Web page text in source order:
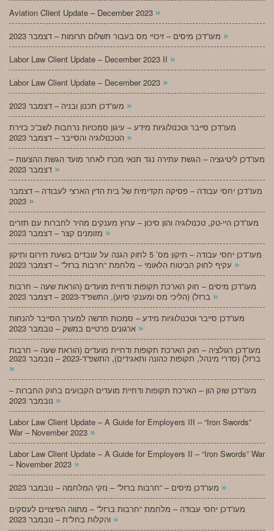
Aviation Client Update – December 2023 »
»
Labor Law Client Update – December 2023 II »
Labor Law Client Update – December 2023 »
»
מעו”דכן סייבר וטכנולוגיות מידע – עיגון סמכויות נרחבות לשב”כ בזירת
»
מעו”דכן ליטיגציה – הגשת עתירה נגד תנאי מכרז לאחר מועד הגשת ההצעות –
»
מעו”דכן יחסי עבודה – פסיקה תקדימית של בית הדין הארצי לעבודה – דצמבר
»
מעו”דכן היי-טק, טכנולוגיה והון סיכון – ערוץ מענקים מהיר לחברות עם תזרים
»
מעו”דכן יחסי עבודה – תיקון מס’ 5 לחוק הגנה על עובדים בשעת חירום ותיקון
»
מעו”דכן מיסים – חוק הארכת תקופות ודחיית מועדים (הוראת שעה – חרבות
»
מעו”דכן סייבר וטכנולוגיות מידע – סמכות חדשה למערך הסייבר להנחות
»
מעו”דכן רגולציה – חוק הארכת תקופות ודחיית מועדים (הוראת שעה – חרבות
ברזל) (סדרי מינהל, תקופות כהונה ותאגידים), התשפ”ד-2023 – נובמבר 2023
»
מעו”דכן שוק הון – הארכת תקופות ודחיית מועדים הקבועים בחוק החברות –
»
Labor Law Client Update – A Guide for Employers III – “Iron Swords”
War – November 2023 »
Labor Law Client Update – A Guide for Employers II – “Iron Swords” War
– November 2023 »
»
מעו”דכן יחסי עבודה – מלחמת “חרבות ברזל” – מתווה הפיצויים לעסקים
»